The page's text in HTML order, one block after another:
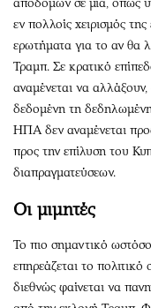
αποδόμων σε μία, όπως
εν πολλοίς χειρισμός
ερωτήματα για το αν θα
Τραμπ. Σε κρατικό
αναμένεται να
δεδομένη τη
ΗΠΑ δεν αναμένεται
προς την επίλυση του
διαπραγματεύσεων.
Οι μιμητές
Το πιο σημαντικό
επηρεάζεται το
διεθνώς φαίνεται να